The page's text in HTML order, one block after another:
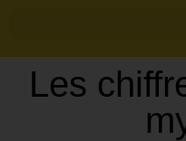
Les